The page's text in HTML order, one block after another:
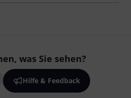
was Sie sehen?
Hilfe & Feedback